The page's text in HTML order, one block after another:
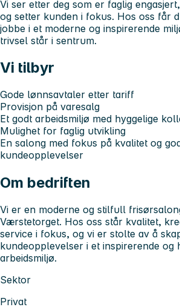
Vi ser etter deg som er faglig
og setter kunden i fokus. Hos oss får
jobbe i et moderne og inspirerende
trivsel står i sentrum.
Vi tilbyr
Gode lønnsavtaler etter tariff
Provisjon på varesalg
Et godt arbeidsmiljø med hyggelige
Mulighet for faglig utvikling
En salong med fokus på kvalitet og
kundeopplevelser
Om bedriften
Vi er en moderne og stilfull
Værstetorget. Hos oss står kvalitet,
service i fokus, og vi er stolte av å
kundeopplevelser i et inspirerende og
arbeidsmiljø.
Sektor
Privat